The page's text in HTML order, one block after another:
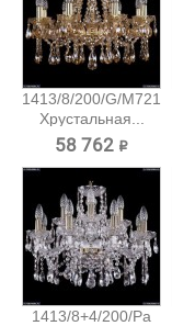
1413/8/200/G/M721
Хрустальная...
58 762 ₽
1413/8+4/200/Pa